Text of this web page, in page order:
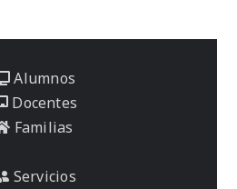
Alumnos
Docentes
Familias
Servicios